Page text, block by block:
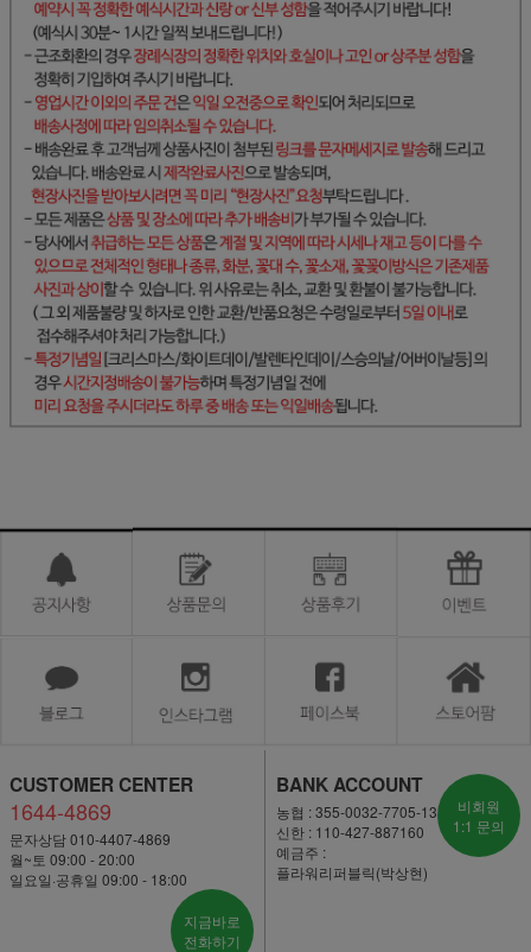
CUSTOMER CENTER
1644-4869
문자상담 010-4407-4869
월~토 09:00 - 20:00
일요일·공휴일 09:00 - 18:00
지금바로
전화하기
BANK ACCOUNT
농협 : 355-0032-7705-13
신한 : 110-427-887160
예금주 :
플라워리퍼블릭(박상현)
비회원
1:1 문의